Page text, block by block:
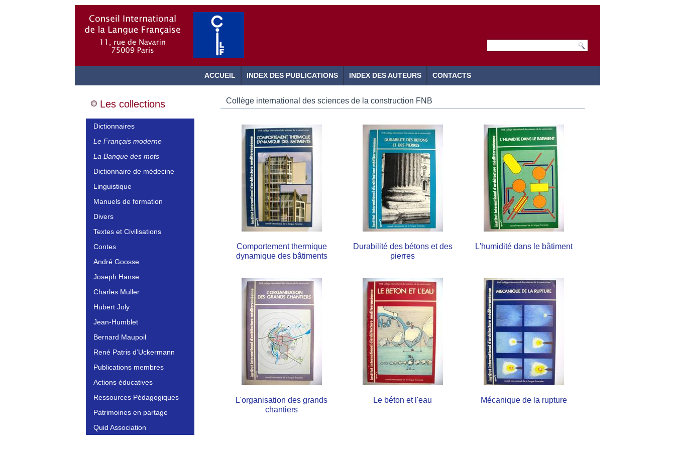
ACCUEIL INDEX DES PUBLICATIONS INDEX DES AUTEURS CONTACTS
Les collections
Dictionnaires
Le Français moderne
La Banque des mots
Dictionnaire de médecine
Linguistique
Manuels de formation
Divers
Textes et Civilisations
Contes
André Goosse
Joseph Hanse
Charles Muller
Hubert Joly
Jean-Humblet
Bernard Maupoil
René Patris d’Uckermann
Publications membres
Actions éducatives
Ressources Pédagogiques
Patrimoines en partage
Quid Association
Collège international des sciences de la construction FNB
Comportement thermique
dynamique des bâtiments
Durabilité des bétons et des
pierres
L'humidité dans le bâtiment
L'organisation des grands
chantiers
Le béton et l'eau Mécanique de la rupture